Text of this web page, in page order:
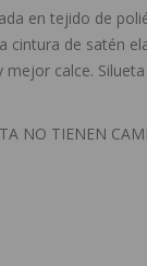
en tejido de
cintura de satén
mejor calce.
NO TIENEN